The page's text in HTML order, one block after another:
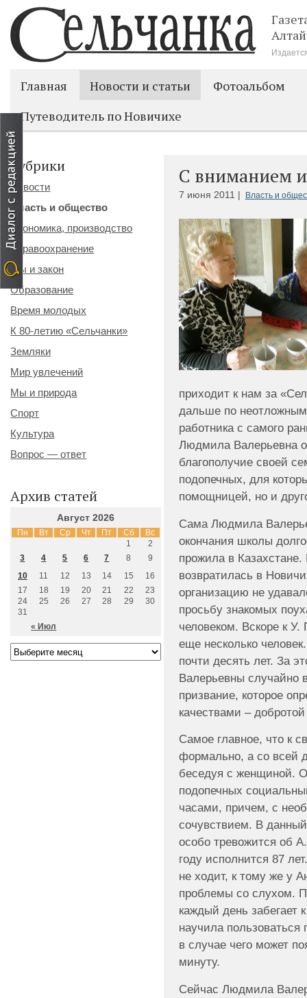
Главная Новости и статьи
Фотоальбом
Путеводитель по Новичихе
С вниманием и
7 июня 2011 | Власть и
приходит к нам за
дальше по
работника с самого
Людмила Валерьевна
благополучие своей
подопечных, для
помощницей, но и
Сама Людмила
окончания школы
прожила в
возвратилась в
организацию не
просьбу знакомых
человеком. Вскоре к
еще несколько
почти десять лет. За
Валерьевны случайно
призвание, которое
качествами –
Самое главное, что к
формально, а со всей
беседуя с женщиной.
подопечных
часами, причем, с
сочувствием. В
особо тревожится об
году исполнится 87
не ходит, к тому же у
проблемы со слухом.
каждый день забегает
научила
в случае чего может
минуту.
Сейчас Людмила
Рубрики
Новости
Власть и общество
Экономика, производство
Здравоохранение
Мы и закон
Образование
Время молодых
К 80-летию «Сельчанки»
Земляки
Мир увлечений
Мы и природа
Спорт
Культура
Вопрос — ответ
Архив статей
Август 2026
Пн Вт Ср Чт Пт Сб Вс
« Июл
1
2
3
4 5 6 7 8
9
10
11 12 13 14 15
16
17
18 19 20 21 22
23
24
25 26 27 28 29
30
31